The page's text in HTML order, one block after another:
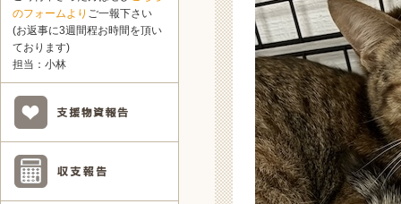
のフォームより ご一報下さい
(お返事に3週間程お時間を頂い
ております)
担当：小林